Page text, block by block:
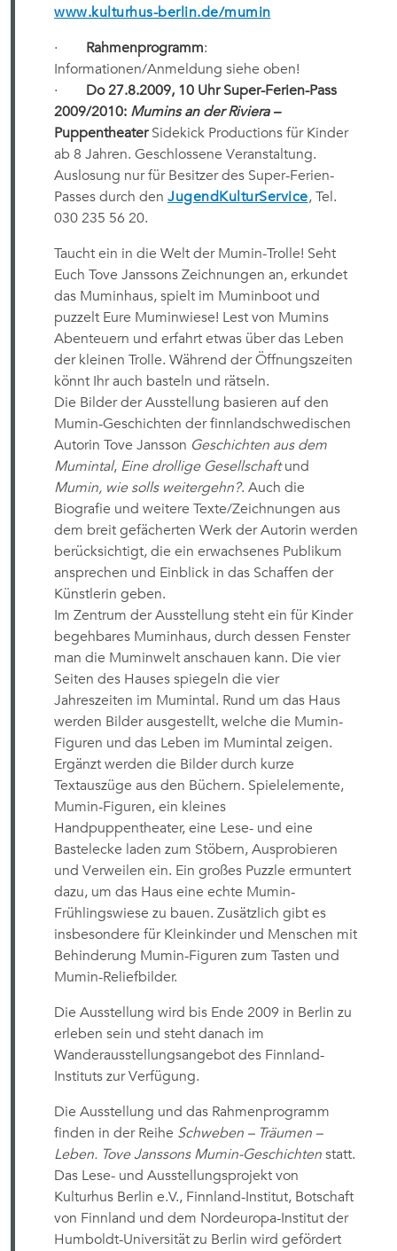
www.kulturhus-berlin.de/mumin
· Rahmenprogramm:
Informationen/Anmeldung siehe oben!
· Do 27.8.2009, 10 Uhr Super-Ferien-Pass
2009/2010: Mumins an der Riviera –
PuppentheaterSidekick Productions für Kinder
ab 8 Jahren. Geschlossene Veranstaltung.
Auslosung nur für Besitzer des Super-Ferien-
Passes durch den JugendKulturService, Tel.
030 235 56 20.
Taucht ein in die Welt der Mumin-Trolle! Seht
Euch Tove Janssons Zeichnungen an, erkundet
das Muminhaus, spielt im Muminboot und
puzzelt Eure Muminwiese! Lest von Mumins
Abenteuern und erfahrt etwas über das Leben
der kleinen Trolle. Während der Öffnungszeiten
könnt Ihr auch basteln und rätseln.
Die Bilder der Ausstellung basieren auf den
Mumin-Geschichten der finnlandschwedischen
Autorin Tove Jansson Geschichten aus dem
Mumintal, Eine drollige Gesellschaftund
Mumin, wie solls weitergehn?. Auch die
Biografie und weitere Texte/Zeichnungen aus
dem breit gefächerten Werk der Autorin werden
berücksichtigt, die ein erwachsenes Publikum
ansprechen und Einblick in das Schaffen der
Künstlerin geben.
Im Zentrum der Ausstellung steht ein für Kinder
begehbares Muminhaus, durch dessen Fenster
man die Muminwelt anschauen kann. Die vier
Seiten des Hauses spiegeln die vier
Jahreszeiten im Mumintal. Rund um das Haus
werden Bilder ausgestellt, welche die Mumin-
Figuren und das Leben im Mumintal zeigen.
Ergänzt werden die Bilder durch kurze
Textauszüge aus den Büchern. Spielelemente,
Mumin-Figuren, ein kleines
Handpuppentheater, eine Lese- und eine
Bastelecke laden zum Stöbern, Ausprobieren
und Verweilen ein. Ein großes Puzzle ermuntert
dazu, um das Haus eine echte Mumin-
Frühlingswiese zu bauen. Zusätzlich gibt es
insbesondere für Kleinkinder und Menschen mit
Behinderung Mumin-Figuren zum Tasten und
Mumin-Reliefbilder.
Die Ausstellung wird bis Ende 2009 in Berlin zu
erleben sein und steht danach im
Wanderausstellungsangebot des Finnland-
Instituts zur Verfügung.
Die Ausstellung und das Rahmenprogramm
finden in der Reihe Schweben – Träumen –
Leben. Tove Janssons Mumin-Geschichten statt.
Das Lese- und Ausstellungsprojekt von
Kulturhus Berlin e.V., Finnland-Institut, Botschaft
von Finnland und dem Nordeuropa-Institut der
Humboldt-Universität zu Berlin wird gefördert